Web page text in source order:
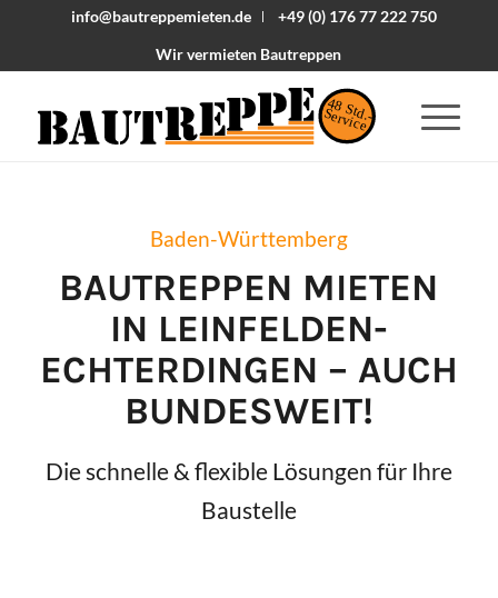
info@bautreppemieten.de
+49 (0) 176 77 222 750
Wir vermieten Bautreppen
48 Std.-
Service
Baden-Württemberg
BAUTREPPEN MIETEN
IN LEINFELDEN-
ECHTERDINGEN – AUCH
BUNDESWEIT!
Die schnelle & flexible Lösungen für Ihre
Baustelle